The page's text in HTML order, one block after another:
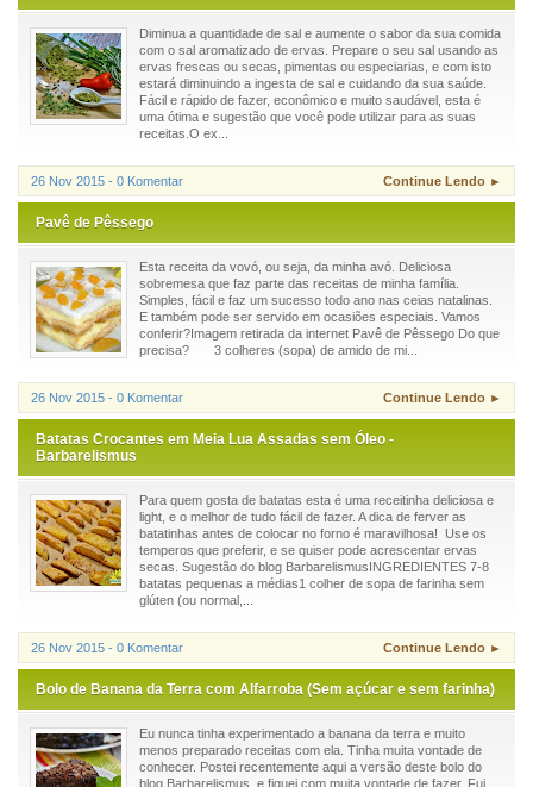
Diminua a quantidade de sal e aumente o sabor da sua comida
com o sal aromatizado de ervas. Prepare o seu sal usando as
ervas frescas ou secas, pimentas ou especiarias, e com isto
estará diminuindo a ingesta de sal e cuidando da sua saúde.
Fácil e rápido de fazer, econômico e muito saudável, esta é
uma ótima e sugestão que você pode utilizar para as suas
receitas.O ex...
26 Nov 2015 - 0 Komentar Continue Lendo ►
Pavê de Pêssego
Esta receita da vovó, ou seja, da minha avó. Deliciosa
sobremesa que faz parte das receitas de minha família.
Simples, fácil e faz um sucesso todo ano nas ceias natalinas.
E também pode ser servido em ocasiões especiais. Vamos
conferir?Imagem retirada da internet Pavê de Pêssego Do que
precisa? 3 colheres (sopa) de amido de mi...
26 Nov 2015 - 0 Komentar Continue Lendo ►
Batatas Crocantes em Meia Lua Assadas sem Óleo -
Barbarelismus
Para quem gosta de batatas esta é uma receitinha deliciosa e
light, e o melhor de tudo fácil de fazer. A dica de ferver as
batatinhas antes de colocar no forno é maravilhosa! Use os
temperos que preferir, e se quiser pode acrescentar ervas
secas. Sugestão do blog BarbarelismusINGREDIENTES 7-8
batatas pequenas a médias1 colher de sopa de farinha sem
glúten (ou normal,...
26 Nov 2015 - 0 Komentar Continue Lendo ►
Bolo de Banana da Terra com Alfarroba (Sem açúcar e sem farinha)
Eu nunca tinha experimentado a banana da terra e muito
menos preparado receitas com ela. Tinha muita vontade de
conhecer. Postei recentemente aqui a versão deste bolo do
blog Barbarelismus e fiquei com muita vontade de fazer. Fui